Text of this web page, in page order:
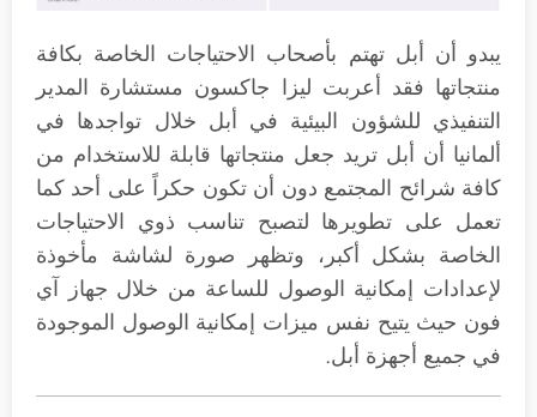
يبدو أن أبل تهتم بأصحاب الاحتياجات الخاصة بكافة
منتجاتها فقد أعربت ليزا جاكسون مستشارة المدير
التنفيذي للشؤون البيئية في أبل خلال تواجدها في
ألمانيا أن أبل تريد جعل منتجاتها قابلة للاستخدام من
كافة شرائح المجتمع دون أن تكون حكراً على أحد كما
تعمل على تطويرها لتصبح تناسب ذوي الاحتياجات
الخاصة بشكل أكبر، وتظهر صورة لشاشة مأخوذة
لإعدادات إمكانية الوصول للساعة من خلال جهاز آي
فون حيث يتيح نفس ميزات إمكانية الوصول الموجودة
في جميع أجهزة أبل.